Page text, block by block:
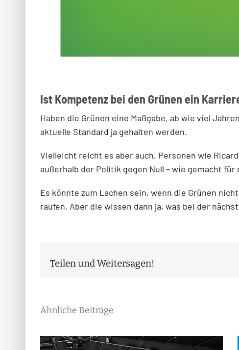
Ist Kompetenz bei den Grünen ein
Haben die Grünen eine Maßgabe, ab wie viel
aktuelle Standard ja gehalten werden.
Vielleicht reicht es aber auch, Personen wie
außerhalb der Politik gegen Null – wie gemacht für
Es könnte zum Lachen sein, wenn die Grünen
raufen. Aber die wissen dann ja, was bei der
Teilen und Weitersagen!
Ähnliche Beiträge